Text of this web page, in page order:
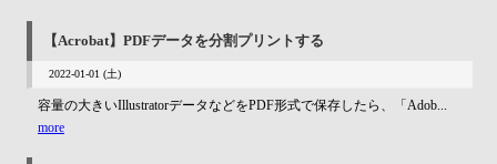
【Acrobat】PDFデータを分割プリントする
2022-01-01 (土)
容量の大きいIllustratorデータなどをPDF形式で保存したら、「Adob...
more